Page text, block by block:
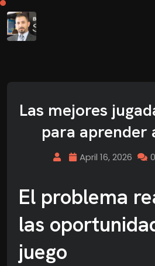
Las mejores
para aprender
April 16, 2026
El problema
las
juego